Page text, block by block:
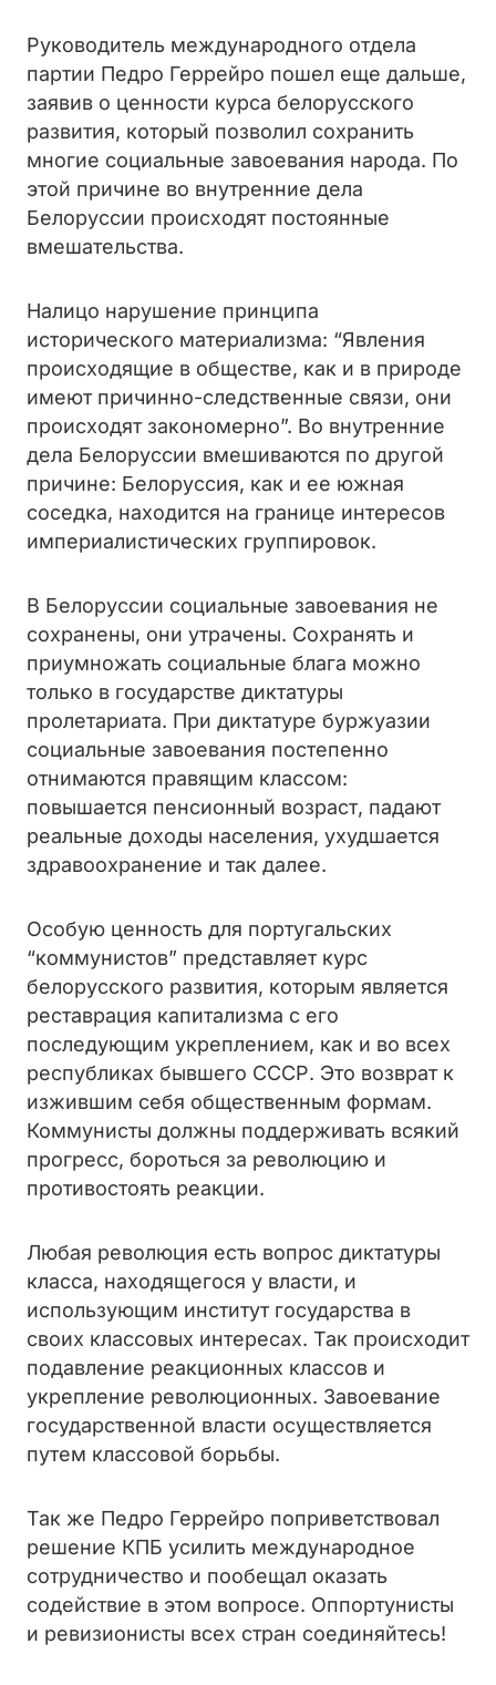
Руководитель международного отдела
партии Педро Геррейро пошел еще дальше,
заявив о ценности курса белорусского
развития, который позволил сохранить
многие социальные завоевания народа. По
этой причине во внутренние дела
Белоруссии происходят постоянные
вмешательства.
Налицо нарушение принципа
исторического материализма: “Явления
происходящие в обществе, как и в природе
имеют причинно-следственные связи, они
происходят закономерно”. Во внутренние
дела Белоруссии вмешиваются по другой
причине: Белоруссия, как и ее южная
соседка, находится на границе интересов
империалистических группировок.
В Белоруссии социальные завоевания не
сохранены, они утрачены. Сохранять и
приумножать социальные блага можно
только в государстве диктатуры
пролетариата. При диктатуре буржуазии
социальные завоевания постепенно
отнимаются правящим классом:
повышается пенсионный возраст, падают
реальные доходы населения, ухудшается
здравоохранение и так далее.
Особую ценность для португальских
“коммунистов” представляет курс
белорусского развития, которым является
реставрация капитализма с его
последующим укреплением, как и во всех
республиках бывшего СССР. Это возврат к
изжившим себя общественным формам.
Коммунисты должны поддерживать всякий
прогресс, бороться за революцию и
противостоять реакции.
Любая революция есть вопрос диктатуры
класса, находящегося у власти, и
использующим институт государства в
своих классовых интересах. Так происходит
подавление реакционных классов и
укрепление революционных. Завоевание
государственной власти осуществляется
путем классовой борьбы.
Так же Педро Геррейро поприветствовал
решение КПБ усилить международное
сотрудничество и пообещал оказать
содействие в этом вопросе. Оппортунисты
и ревизионисты всех стран соединяйтесь!